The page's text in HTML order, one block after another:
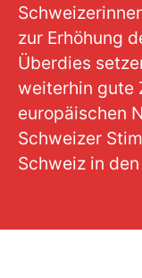
zur Erhöhung
Überdies
weiterhin gute
europäischen
Schweizer
Schweiz in